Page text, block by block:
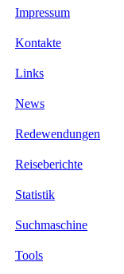
Impressum
Kontakte
Links
News
Redewendungen
Reiseberichte
Statistik
Suchmaschine
Tools